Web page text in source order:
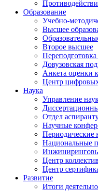
Образование
Учебно-
Высшее
Второе высшее
Довузовская
Анкета оценки
Центр цифровых
Наука
Управление
Отдел
Научные
Периодические
Национальные
Центр
Центр
Развитие
Итоги